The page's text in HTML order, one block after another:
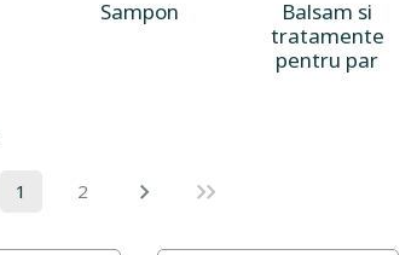
Sampon
Balsam si
tratamente
pentru par
1 2